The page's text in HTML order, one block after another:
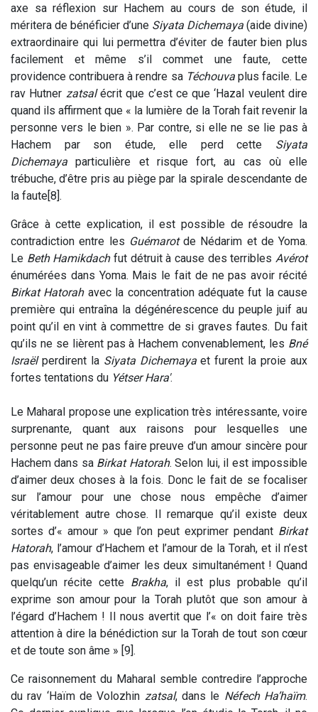
axe sa réflexion sur Hachem au cours de son étude, il
méritera de bénéficier d’une Siyata Dichemaya (aide divine)
extraordinaire qui lui permettra d’éviter de fauter bien plus
facilement et même s’il commet une faute, cette
providence contribuera à rendre sa Téchouvaplus facile. Le
rav Hutner zatsalécrit que c’est ce que ‘Hazal veulent dire
quand ils affirment que « la lumière de la Torah fait revenir la
personne vers le bien ». Par contre, si elle ne se lie pas à
Hachem par son étude, elle perd cette Siyata
Dichemaya particulière et risque fort, au cas où elle
trébuche, d’être pris au piège par la spirale descendante de
la faute[8].
Grâce à cette explication, il est possible de résoudre la
contradiction entre les Guémarotde Nédarim et de Yoma.
Le Beth Hamikdachfut détruit à cause des terribles Avérot
énumérées dans Yoma. Mais le fait de ne pas avoir récité
Birkat Hatorahavec la concentration adéquate fut la cause
première qui entraîna la dégénérescence du peuple juif au
point qu’il en vint à commettre de si graves fautes. Du fait
qu’ils ne se lièrent pas à Hachem convenablement, les Bné
Israëlperdirent la Siyata Dichemayaet furent la proie aux
fortes tentations du Yétser Hara'.
Le Maharal propose une explication très intéressante, voire
surprenante, quant aux raisons pour lesquelles une
personne peut ne pas faire preuve d’un amour sincère pour
Hachem dans sa Birkat Hatorah. Selon lui, il est impossible
d’aimer deux choses à la fois. Donc le fait de se focaliser
sur l’amour pour une chose nous empêche d’aimer
véritablement autre chose. Il remarque qu’il existe deux
sortes d’« amour » que l’on peut exprimer pendant Birkat
Hatorah, l’amour d’Hachem et l’amour de la Torah, et il n’est
pas envisageable d’aimer les deux simultanément ! Quand
quelqu’un récite cette Brakha, il est plus probable qu’il
exprime son amour pour la Torah plutôt que son amour à
l’égard d’Hachem ! Il nous avertit que l’« on doit faire très
attention à dire la bénédiction sur la Torah de tout son cœur
et de toute son âme » [9].
Ce raisonnement du Maharal semble contredire l’approche
du rav ‘Haïm de Volozhin zatsal, dans le Néfech Ha’haïm.